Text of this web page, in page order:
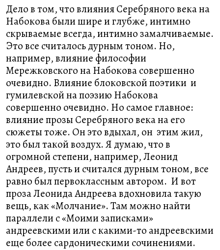
Дело в том, что влияния Серебряного века на
Набокова были шире и глубже, интимно
скрываемые всегда, интимно замалчиваемые.
Это все считалось дурным тоном. Но,
например, влияние философии
Мережковского на Набокова совершенно
очевидно. Влияние блоковской поэтики и
гумилевской на поэзию Набокова
совершенно очевидно. Но самое главное:
влияние прозы Серебряного века на его
сюжеты тоже. Он это вдыхал, он этим жил,
это был такой воздух. Я думаю, что в
огромной степени, например, Леонид
Андреев, пусть и считался дурным тоном, все
равно был первоклассным автором. И вот
проза Леонида Андреева вдохновила такую
вещь, как «Молчание». Там можно найти
параллели с «Моими записками»
андреевскими или с какими-то андреевскими
еще более сардоническими сочинениями.